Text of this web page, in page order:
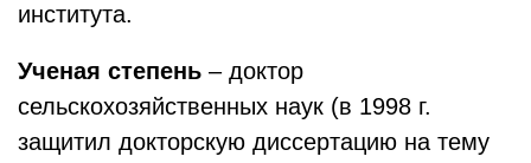
института.
Ученая степень – доктор
сельскохозяйственных наук (в 1998 г.
защитил докторскую диссертацию на тему